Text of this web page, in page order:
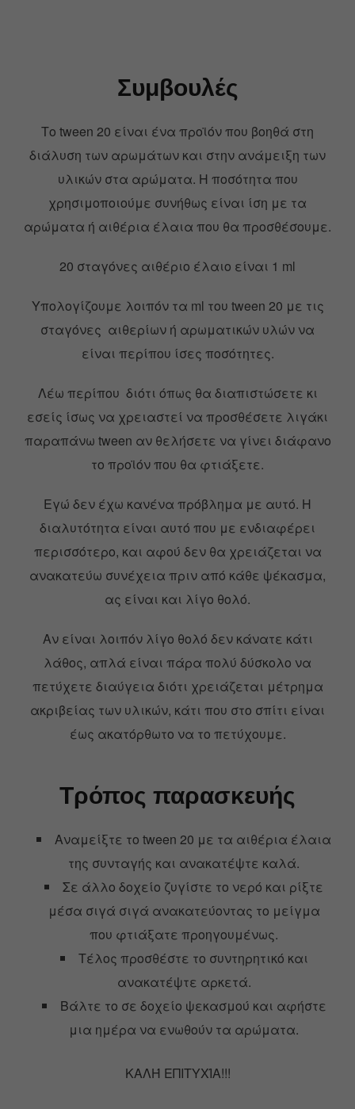
Συμβουλές
Το tween 20 είναι ένα προϊόν που βοηθά στη
διάλυση των αρωμάτων και στην ανάμειξη των
υλικών στα αρώματα. Η ποσότητα που
χρησιμοποιούμε συνήθως είναι ίση με τα
αρώματα ή αιθέρια έλαια που θα προσθέσουμε.
20 σταγόνες αιθέριο έλαιο είναι 1 ml
Υπολογίζουμε λοιπόν τα ml του tween 20 με τις
σταγόνες αιθερίων ή αρωματικών υλών να
είναι περίπου ίσες ποσότητες.
Λέω περίπου διότι όπως θα διαπιστώσετε κι
εσείς ίσως να χρειαστεί να προσθέσετε λιγάκι
παραπάνω tween αν θελήσετε να γίνει διάφανο
το προϊόν που θα φτιάξετε.
Εγώ δεν έχω κανένα πρόβλημα με αυτό. Η
διαλυτότητα είναι αυτό που με ενδιαφέρει
περισσότερο, και αφού δεν θα χρειάζεται να
ανακατεύω συνέχεια πριν από κάθε ψέκασμα,
ας είναι και λίγο θολό.
Αν είναι λοιπόν λίγο θολό δεν κάνατε κάτι
λάθος, απλά είναι πάρα πολύ δύσκολο να
πετύχετε διαύγεια διότι χρειάζεται μέτρημα
ακριβείας των υλικών, κάτι που στο σπίτι είναι
έως ακατόρθωτο να το πετύχουμε.
Τρόπος παρασκευής
Αναμείξτε το tween 20 με τα αιθέρια έλαια
της συνταγής και ανακατέψτε καλά.
Σε άλλο δοχείο ζυγίστε το νερό και ρίξτε
μέσα σιγά σιγά ανακατεύοντας το μείγμα
που φτιάξατε προηγουμένως.
Τέλος προσθέστε το συντηρητικό και
ανακατέψτε αρκετά.
Βάλτε το σε δοχείο ψεκασμού και αφήστε
μια ημέρα να ενωθούν τα αρώματα.
ΚΑΛΉ ΕΠΙΤΥΧΊΑ!!!